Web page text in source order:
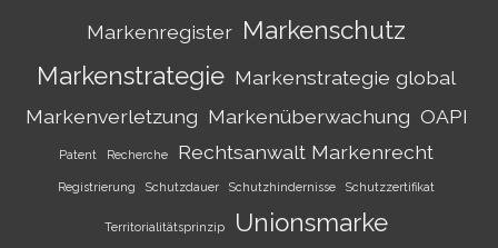
Markenregister Markenschutz
Markenstrategie Markenstrategie global
Markenverletzung Markenüberwachung OAPI
Patent Recherche Rechtsanwalt Markenrecht
Registrierung Schutzdauer Schutzhindernisse Schutzzertifikat
Territorialitätsprinzip Unionsmarke